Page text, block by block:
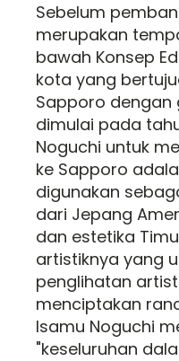
Sebelum
merupakan
bawah Konsep
kota yang
Sapporo
dimulai pada
Noguchi untuk
ke Sapporo
digunakan
dari Jepang
dan estetika
artistiknya yang
penglihatan
menciptakan
Isamu Noguchi
"keseluruhan